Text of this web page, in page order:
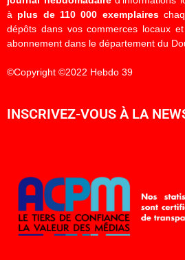
à plus de 110 000 exemplaires
dépôts dans vos commerces locaux
abonnement dans le département du
©Copyright ©2022 Hebdo 39
INSCRIVEZ-VOUS À LA